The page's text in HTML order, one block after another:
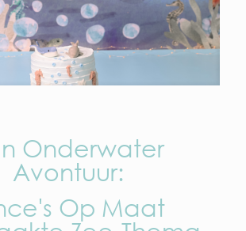
Onderwater
Avontuur:
Op Maat